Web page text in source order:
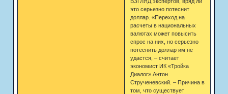
это серьезно потеснит
доллар. «Переход на
расчеты в национальных
валютах может повысить
спрос на них, но серьезно
потеснить доллар им не
удастся, – считает
экономист ИК «Тройка
Диалог» Антон
Струченевский. – Причина в
том, что существует